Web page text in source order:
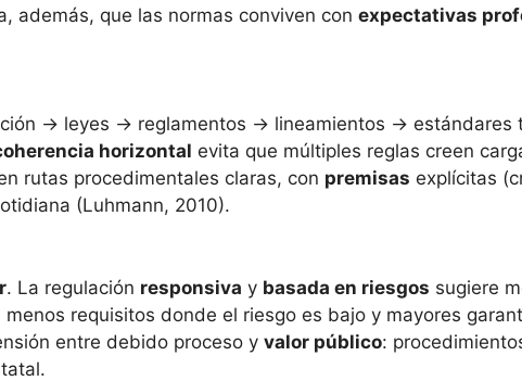
además, que las normas conviven con expectativas
→ leyes → reglamentos → lineamientos → estándares
horizontal evita que múltiples reglas creen
rutas procedimentales claras, con premisas explícitas
(Luhmann, 2010).
. La regulación responsiva y basada en riesgos sugiere
requisitos donde el riesgo es bajo y mayores
entre debido proceso y valor público: